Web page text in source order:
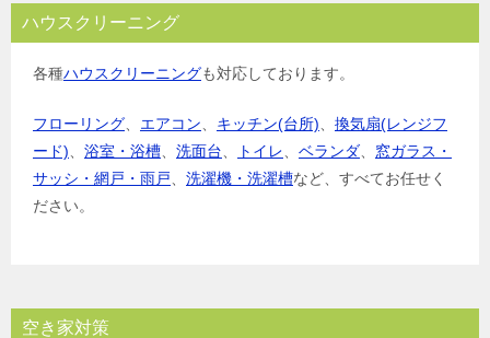
ハウスクリーニング
各種ハウスクリーニングも対応しております。
フローリング、 エアコン、 キッチン(台所)、 換気扇(レンジフ
ード)、 浴室・浴槽、 洗面台、 トイレ、 ベランダ、 窓ガラス・
サッシ・網戸・雨戸、 洗濯機・洗濯槽など、すべてお任せく
ださい。
空き家対策